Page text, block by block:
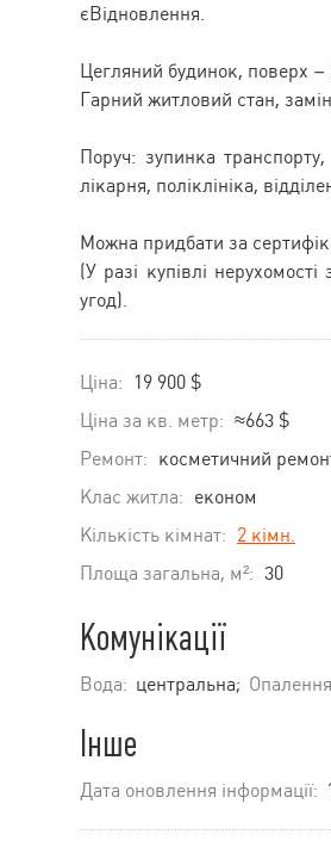
єВідновлення.
Цегляний будинок, поверх –
Гарний житловий стан,
Поруч: зупинка
лікарня, поліклініка,
Можна придбати за
(У разі купівлі
угод).
Ціна:
19 900 $
Ціна за кв. метр: ≈663 $
Ремонт: косметичний
Клас житла: економ
Кількість кімнат: 2 кімн.
Площа загальна, м²: 30
Комунікації
Вода: центральна;
Інше
Дата оновлення інформації: